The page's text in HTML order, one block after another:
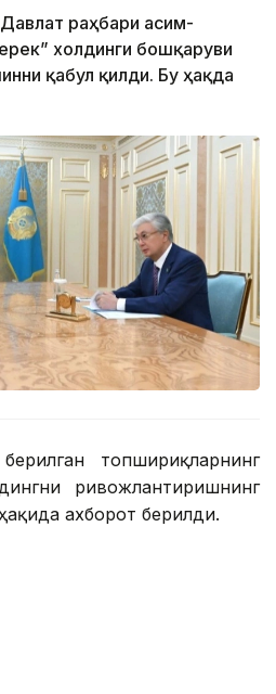
раҳбари Қасим-
холдинги бошқаруви
қабул қилди. Бу ҳақда
топшириқларнинг
ривожлантиришнинг
ахборот берилди.